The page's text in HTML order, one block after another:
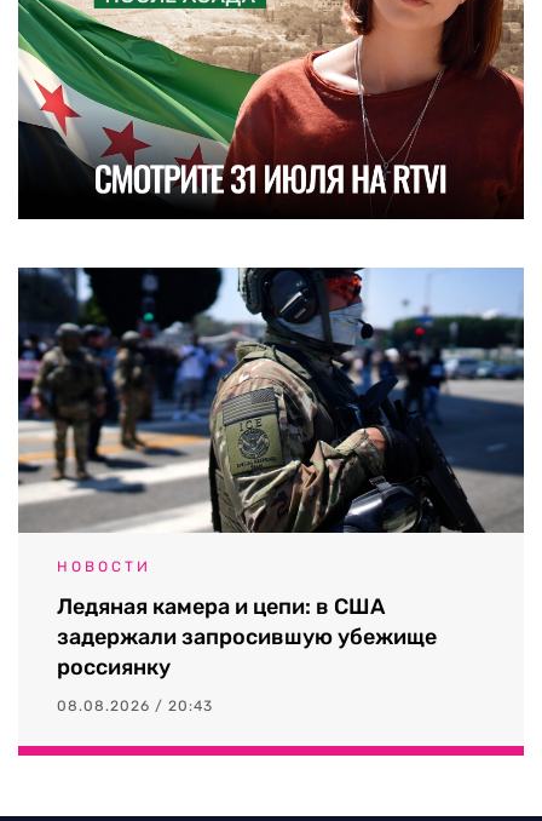
НОВОСТИ
Ледяная камера и цепи: в США
задержали запросившую убежище
россиянку
08.08.2026 / 20:43